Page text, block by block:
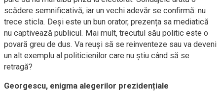
scădere semnificativă, iar un vechi adevăr se confirmă: nu
trece sticla. Deși este un bun orator, prezența sa mediatică
nu captivează publicul. Mai mult, trecutul său politic este o
povară greu de dus. Va reuși să se reinventeze sau va deveni
un alt exemplu al politicienilor care nu știu când să se
retragă?
Georgescu, enigma alegerilor prezidențiale